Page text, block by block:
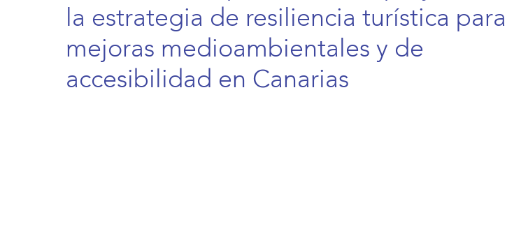
la estrategia de resiliencia turística para
mejoras medioambientales y de
accesibilidad en Canarias